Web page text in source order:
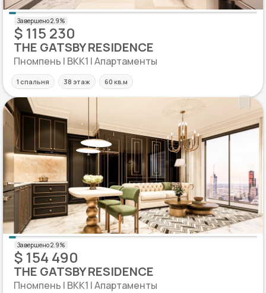
$ 115 230
THE GATSBY RESIDENCE
Пномпень | BKK1 | Апартаменты
1 спальня 38 этаж 60 кв.м
$ 154 490
THE GATSBY RESIDENCE
Пномпень | BKK1 | Апартаменты